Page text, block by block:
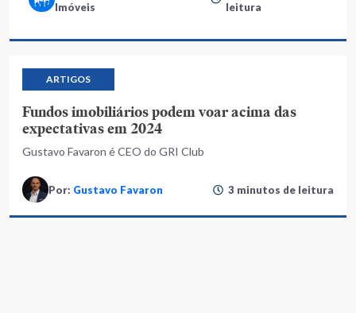
Imóveis
leitura
ARTIGOS
Fundos imobiliários podem voar acima das
expectativas em 2024
Gustavo Favaron é CEO do GRI Club
Por: Gustavo Favaron 3 minutos de leitura